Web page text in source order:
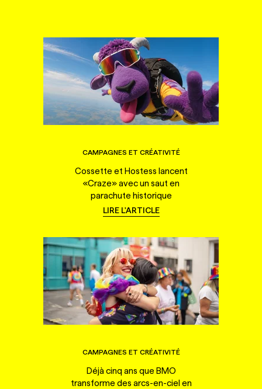
CAMPAGNES ET CRÉATIVITÉ
Cossette et Hostess lancent
«Craze» avec un saut en
parachute historique
LIRE L'ARTICLE
CAMPAGNES ET CRÉATIVITÉ
Déjà cinq ans que BMO
transforme des arcs-en-ciel en